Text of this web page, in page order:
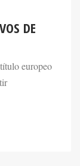
DE
europeo